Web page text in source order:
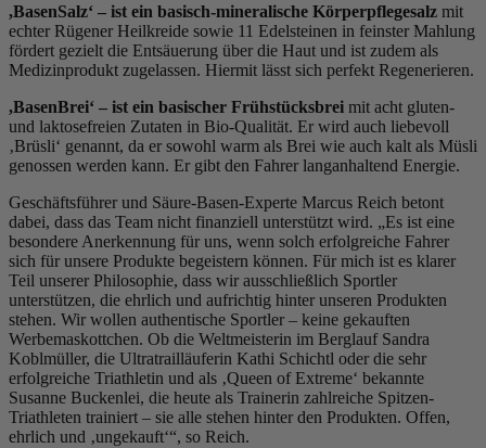
,BasenSalz‘ – ist ein basisch-mineralische Körperpflegesalz mit
echter Rügener Heilkreide sowie 11 Edelsteinen in feinster Mahlung
fördert gezielt die Entsäuerung über die Haut und ist zudem als
Medizinprodukt zugelassen. Hiermit lässt sich perfekt Regenerieren.
,BasenBrei‘ – ist ein basischer Frühstücksbrei mit acht gluten-
und laktosefreien Zutaten in Bio-Qualität. Er wird auch liebevoll
‚Brüsli‘ genannt, da er sowohl warm als Brei wie auch kalt als Müsli
genossen werden kann. Er gibt den Fahrer langanhaltend Energie.
Geschäftsführer und Säure-Basen-Experte Marcus Reich betont
dabei, dass das Team nicht finanziell unterstützt wird. „Es ist eine
besondere Anerkennung für uns, wenn solch erfolgreiche Fahrer
sich für unsere Produkte begeistern können. Für mich ist es klarer
Teil unserer Philosophie, dass wir ausschließlich Sportler
unterstützen, die ehrlich und aufrichtig hinter unseren Produkten
stehen. Wir wollen authentische Sportler – keine gekauften
Werbemaskottchen. Ob die Weltmeisterin im Berglauf Sandra
Koblmüller, die Ultratrailläuferin Kathi Schichtl oder die sehr
erfolgreiche Triathletin und als ‚Queen of Extreme‘ bekannte
Susanne Buckenlei, die heute als Trainerin zahlreiche Spitzen-
Triathleten trainiert – sie alle stehen hinter den Produkten. Offen,
ehrlich und ‚ungekauft‘“, so Reich.